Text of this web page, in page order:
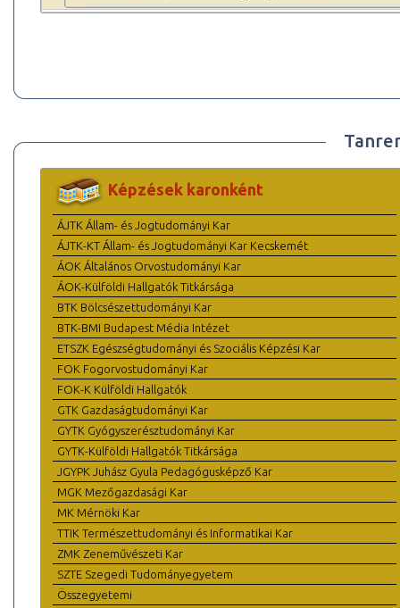
Képzések karonként
ÁJTK Állam- és Jogtudományi Kar
ÁJTK-KT Állam- és Jogtudományi Kar Kecskemét
ÁOK Általános Orvostudományi Kar
ÁOK-Külföldi Hallgatók Titkársága
BTK Bölcsészettudományi Kar
BTK-BMI Budapest Média Intézet
ETSZK Egészségtudományi és Szociális Képzési Kar
FOK Fogorvostudományi Kar
FOK-K Külföldi Hallgatók
GTK Gazdaságtudományi Kar
GYTK Gyógyszerésztudományi Kar
GYTK-Külföldi Hallgatók Titkársága
JGYPK Juhász Gyula Pedagógusképző Kar
MGK Mezőgazdasági Kar
MK Mérnöki Kar
TTIK Természettudományi és Informatikai Kar
ZMK Zeneművészeti Kar
SZTE Szegedi Tudományegyetem
Összegyetemi